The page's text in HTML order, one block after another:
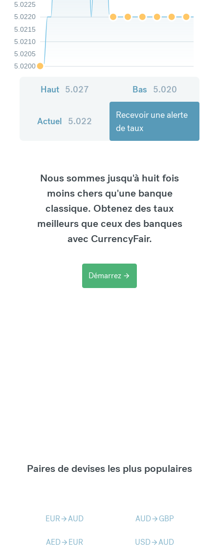
5.0200
5.0205
5.0210
5.0215
5.0220
5.0225
Haut 5.027 Bas 5.020
Actuel 5.022
Recevoir une alerte
de taux
Nous sommes jusqu'à huit fois
moins chers qu'une banque
classique. Obtenez des taux
meilleurs que ceux des banques
avec CurrencyFair.
Démarrez arrow_forward
Paires de devises les plus populaires
EURarrow_forwardAUD AUDarrow_forward GBP
AEDarrow_forward EUR USDarrow_forwardAUD